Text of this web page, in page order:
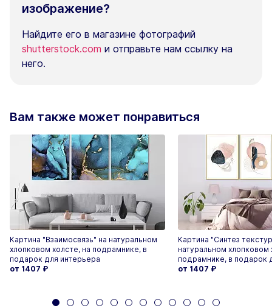
изображение?
Найдите его в магазине фотографий
shutterstock.com и отправьте нам ссылку на
него.
Вам также может понравиться
Картина "Взаимосвязь" на натуральном
хлопковом холсте, на подрамнике, в
подарок для интерьера
от 1407 ₽
Картина "Синтез
натуральном хлопковом
подрамнике, в подарок
от 1407 ₽